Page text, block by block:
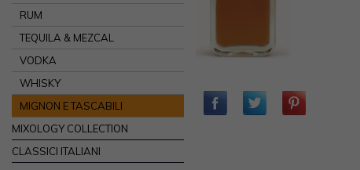
RUM
TEQUILA & MEZCAL
VODKA
WHISKY
MIGNON E TASCABILI
MIXOLOGY COLLECTION
CLASSICI ITALIANI